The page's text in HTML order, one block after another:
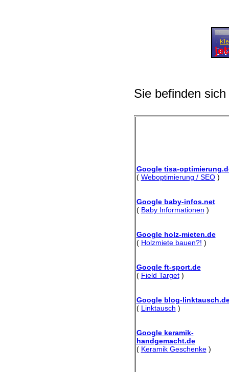
Sie befinden
Google tisa-
( Weboptimierung / SEO)
Google baby-infos.net
( Baby Informationen )
Google holz-mieten.de
( Holzmiete bauen?! )
Google ft-sport.de
( Field Target)
Google blog-
( Linktausch )
Google keramik-
handgemacht.de
( Keramik Geschenke)